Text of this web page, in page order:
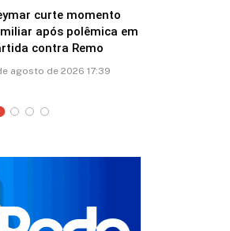
Shawn Mendes faz
declaração para Bruna
Marquezine: “Você mudou
minha vida”